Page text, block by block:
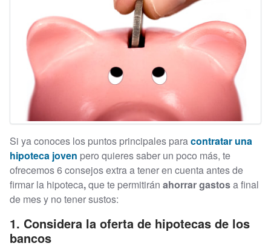
Si ya conoces los puntos principales paracontratar una
hipoteca joven pero quieres saber un poco más, te
ofrecemos 6 consejos extra a tener en cuenta antes de
firmar la hipoteca,que te permitirán ahorrar gastosa final
de mes y no tener sustos:
1. Considera la oferta de hipotecas de los
bancos